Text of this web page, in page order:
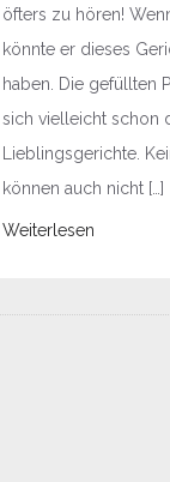
öfters zu hören!
könnte er dieses
haben. Die gefüllten
sich vielleicht schon
Lieblingsgerichte.
können auch nicht […]
Weiterlesen